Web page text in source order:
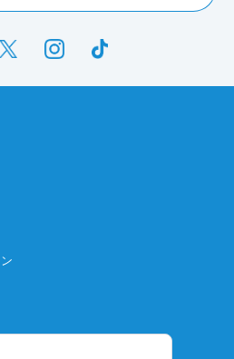
子書籍配信サービスが、